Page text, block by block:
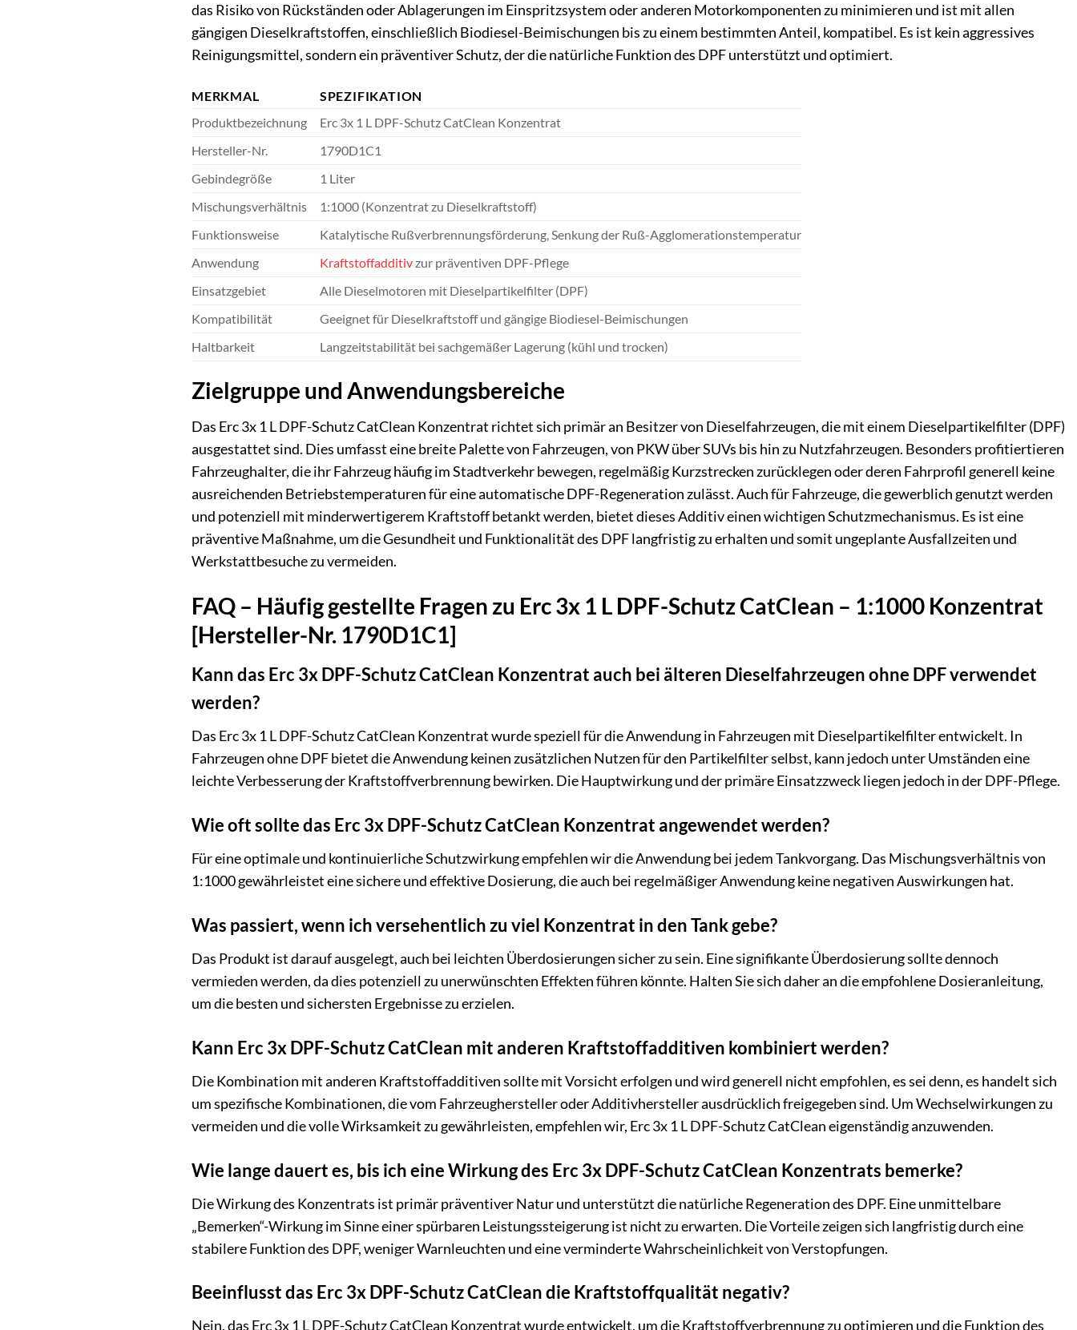
das Risiko von Rückständen oder Ablagerungen im Einspritzsystem oder anderen Motorkomponenten zu minimieren und ist mit allen
gängigen Dieselkraftstoffen, einschließlich Biodiesel-Beimischungen bis zu einem bestimmten Anteil, kompatibel. Es ist kein aggressives
Reinigungsmittel, sondern ein präventiver Schutz, der die natürliche Funktion des DPF unterstützt und optimiert.
MERKMAL
SPEZIFIKATION
Produktbezeichnung
Erc 3x 1 L DPF-Schutz CatClean Konzentrat
Hersteller-Nr.
1790D1C1
Gebindegröße
1 Liter
Mischungsverhältnis
1:1000 (Konzentrat zu Dieselkraftstoff)
Funktionsweise
Katalytische Rußverbrennungsförderung, Senkung der Ruß-Agglomerationstemperatur
Anwendung
Kraftstoffadditivzur präventiven DPF-Pflege
Einsatzgebiet
Alle Dieselmotoren mit Dieselpartikelfilter (DPF)
Kompatibilität
Geeignet für Dieselkraftstoff und gängige Biodiesel-Beimischungen
Haltbarkeit
Langzeitstabilität bei sachgemäßer Lagerung (kühl und trocken)
Zielgruppe und Anwendungsbereiche
Das Erc 3x 1 L DPF-Schutz CatClean Konzentrat richtet sich primär an Besitzer von Dieselfahrzeugen, die mit einem Dieselpartikelfilter (DPF)
ausgestattet sind. Dies umfasst eine breite Palette von Fahrzeugen, von PKW über SUVs bis hin zu Nutzfahrzeugen. Besonders profitiertieren
Fahrzeughalter, die ihr Fahrzeug häufig im Stadtverkehr bewegen, regelmäßig Kurzstrecken zurücklegen oder deren Fahrprofil generell keine
ausreichenden Betriebstemperaturen für eine automatische DPF-Regeneration zulässt. Auch für Fahrzeuge, die gewerblich genutzt werden
und potenziell mit minderwertigerem Kraftstoff betankt werden, bietet dieses Additiv einen wichtigen Schutzmechanismus. Es ist eine
präventive Maßnahme, um die Gesundheit und Funktionalität des DPF langfristig zu erhalten und somit ungeplante Ausfallzeiten und
Werkstattbesuche zu vermeiden.
FAQ – Häufig gestellte Fragen zu Erc 3x 1 L DPF-Schutz CatClean – 1:1000 Konzentrat
[Hersteller-Nr. 1790D1C1]
Kann das Erc 3x DPF-Schutz CatClean Konzentrat auch bei älteren Dieselfahrzeugen ohne DPF verwendet
werden?
Das Erc 3x 1 L DPF-Schutz CatClean Konzentrat wurde speziell für die Anwendung in Fahrzeugen mit Dieselpartikelfilter entwickelt. In
Fahrzeugen ohne DPF bietet die Anwendung keinen zusätzlichen Nutzen für den Partikelfilter selbst, kann jedoch unter Umständen eine
leichte Verbesserung der Kraftstoffverbrennung bewirken. Die Hauptwirkung und der primäre Einsatzzweck liegen jedoch in der DPF-Pflege.
Wie oft sollte das Erc 3x DPF-Schutz CatClean Konzentrat angewendet werden?
Für eine optimale und kontinuierliche Schutzwirkung empfehlen wir die Anwendung bei jedem Tankvorgang. Das Mischungsverhältnis von
1:1000 gewährleistet eine sichere und effektive Dosierung, die auch bei regelmäßiger Anwendung keine negativen Auswirkungen hat.
Was passiert, wenn ich versehentlich zu viel Konzentrat in den Tank gebe?
Das Produkt ist darauf ausgelegt, auch bei leichten Überdosierungen sicher zu sein. Eine signifikante Überdosierung sollte dennoch
vermieden werden, da dies potenziell zu unerwünschten Effekten führen könnte. Halten Sie sich daher an die empfohlene Dosieranleitung,
um die besten und sichersten Ergebnisse zu erzielen.
Kann Erc 3x DPF-Schutz CatClean mit anderen Kraftstoffadditiven kombiniert werden?
Die Kombination mit anderen Kraftstoffadditiven sollte mit Vorsicht erfolgen und wird generell nicht empfohlen, es sei denn, es handelt sich
um spezifische Kombinationen, die vom Fahrzeughersteller oder Additivhersteller ausdrücklich freigegeben sind. Um Wechselwirkungen zu
vermeiden und die volle Wirksamkeit zu gewährleisten, empfehlen wir, Erc 3x 1 L DPF-Schutz CatClean eigenständig anzuwenden.
Wie lange dauert es, bis ich eine Wirkung des Erc 3x DPF-Schutz CatClean Konzentrats bemerke?
Die Wirkung des Konzentrats ist primär präventiver Natur und unterstützt die natürliche Regeneration des DPF. Eine unmittelbare
„Bemerken“-Wirkung im Sinne einer spürbaren Leistungssteigerung ist nicht zu erwarten. Die Vorteile zeigen sich langfristig durch eine
stabilere Funktion des DPF, weniger Warnleuchten und eine verminderte Wahrscheinlichkeit von Verstopfungen.
Beeinflusst das Erc 3x DPF-Schutz CatClean die Kraftstoffqualität negativ?
Nein, das Erc 3x 1 L DPF-Schutz CatClean Konzentrat wurde entwickelt, um die Kraftstoffverbrennung zu optimieren und die Funktion des